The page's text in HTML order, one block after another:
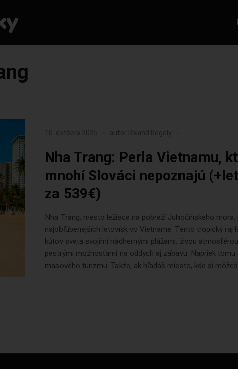
10. októbra 2025 autor Roland Regely
Nha Trang: Perla Vietnamu,
mnohí Slováci nepoznajú
za 539€)
Nha Trang, mesto ležiace na pobreží Juhočínskeho mora,
najobľúbenejších letovísk vo Vietname. Tento tropický raj
kútov sveta svojimi nádhernými plážami, živou
pestrými možnosťami na oddych aj zábavu. Napriek
masového turizmu. Takže, ak hľadáš miesto, kde si